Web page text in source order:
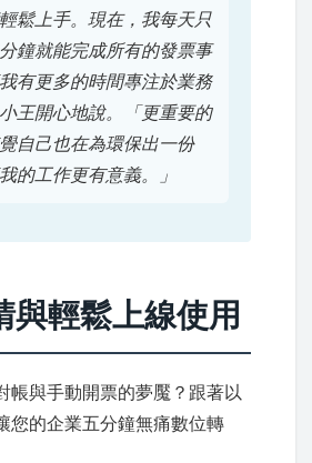
鬆上手。現在，我每天只
鐘就能完成所有的發票事
有更多的時間專注於業務
王開心地說。「更重要的
自己也在為環保出一份
的工作更有意義。」
與輕鬆上線使用
帳與手動開票的夢魘？跟著以
您的企業五分鐘無痛數位轉